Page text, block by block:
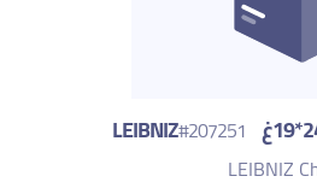
#207251
LEIBNIZ